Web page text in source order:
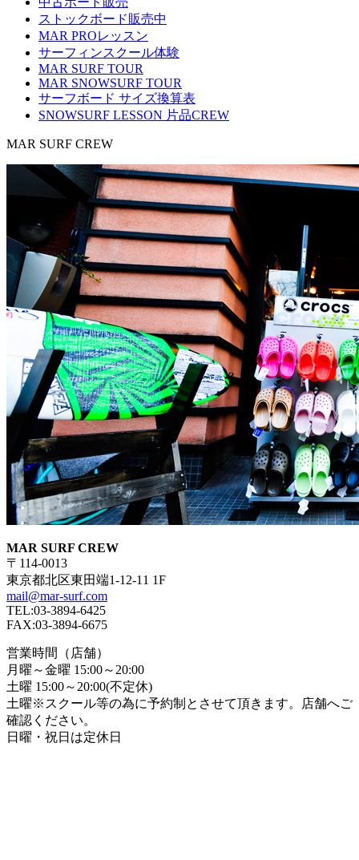
ストックボード販売中
MAR PROレッスン
サーフィンスクール体験
MAR SURF TOUR
MAR SNOWSURF TOUR
サーフボード サイズ換算表
SNOWSURF LESSON 片品CREW
MAR SURF CREW
MAR SURF CREW
〒114-0013
東京都北区東田端1-12-11 1F
mail@mar-surf.com
TEL:03-3894-6425
FAX:03-3894-6675
営業時間（店舗）
月曜～金曜 15:00～20:00
土曜 15:00～20:00(不定休)
土曜※スクール等の為に予約制とさせて頂きます。店舗へご
確認ください。
日曜・祝日は定休日